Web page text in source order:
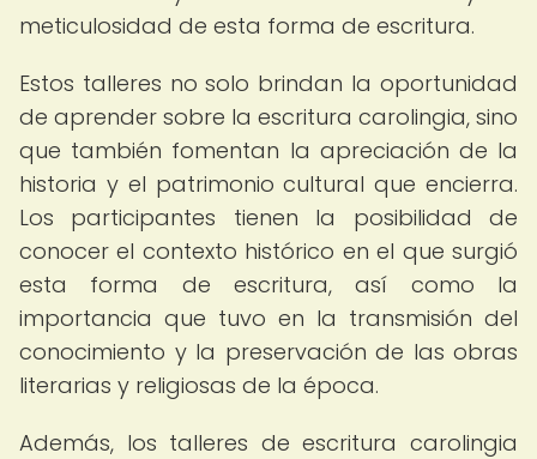
meticulosidad de esta forma de escritura.
Estos talleres no solo brindan la oportunidad
de aprender sobre la escritura carolingia, sino
que también fomentan la apreciación de la
historia y el patrimonio cultural que encierra.
Los participantes tienen la posibilidad de
conocer el contexto histórico en el que surgió
esta forma de escritura, así como la
importancia que tuvo en la transmisión del
conocimiento y la preservación de las obras
literarias y religiosas de la época.
Además, los talleres de escritura carolingia